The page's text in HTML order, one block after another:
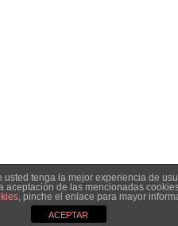
usted tenga la mejor experiencia de
aceptación de las mencionadas
, pinche el enlace para mayor
ACEPTAR